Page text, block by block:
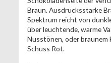
Braun. Ausdrucksstarke
Spektrum reicht von
über leuchtende, warme
Nusstönen, oder braunem
Schuss Rot.